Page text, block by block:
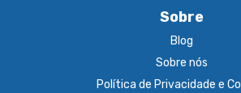
Sobre
Blog
Sobre nós
Política de Privacidade e